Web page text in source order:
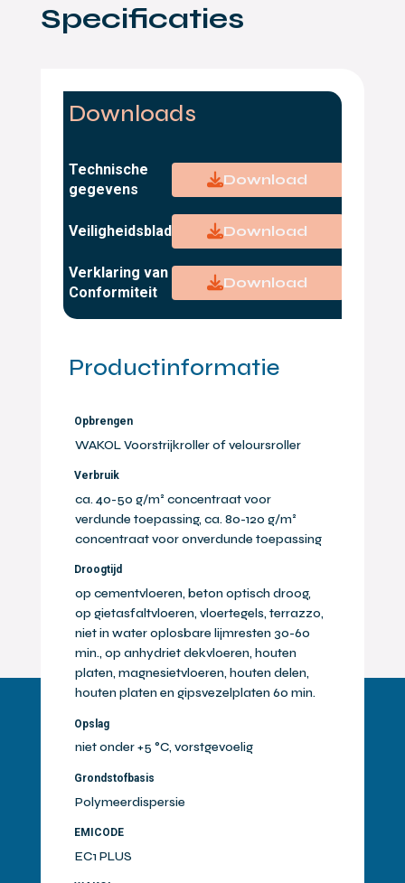
Specificaties
Downloads
Technische
gegevens
Download
Veiligheidsblad Download
Verklaring van
Conformiteit
Download
Productinformatie
Opbrengen
WAKOL Voorstrijkroller of veloursroller
Verbruik
ca. 40-50 g/m² concentraat voor
verdunde toepassing, ca. 80-120 g/m²
concentraat voor onverdunde toepassing
Droogtijd
op cementvloeren, beton optisch droog,
op gietasfaltvloeren, vloertegels, terrazzo,
niet in water oplosbare lijmresten 30-60
min., op anhydriet dekvloeren, houten
platen, magnesietvloeren, houten delen,
houten platen en gipsvezelplaten 60 min.
Opslag
niet onder +5 °C, vorstgevoelig
Grondstofbasis
Polymeerdispersie
EMICODE
EC1 PLUS